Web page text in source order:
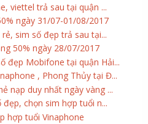
viettel trả sau tại quận ...
ngày 31/07-01/08/2017
sim số đẹp trả sau tại...
50% ngày 28/07/2017
đẹp Mobifone tại quận Hải...
, Phong Thủy tại Đ...
nạp duy nhất ngày vàng ...
chọn sim hợp tuổi n...
hợp tuổi Vinaphone